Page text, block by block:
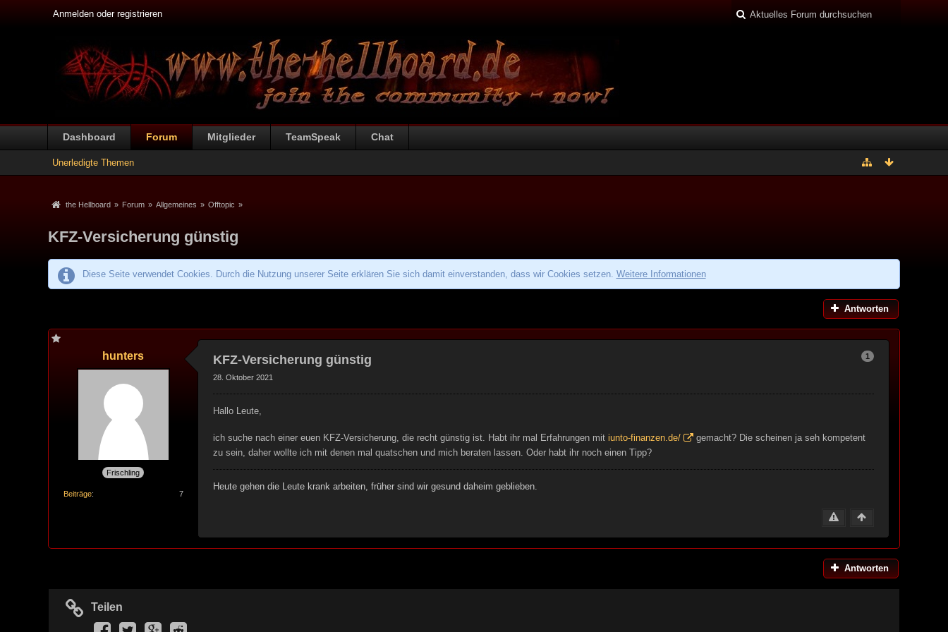
Anmelden oder registrieren
Dashboard Forum Mitglieder TeamSpeak Chat
Unerledigte Themen
the Hellboard » Forum » Allgemeines » Offtopic »
KFZ-Versicherung günstig
Diese Seite verwendet Cookies. Durch die Nutzung unserer Seite erklären Sie sich damit einverstanden, dass wir Cookies setzen. Weitere Informationen
Antworten
hunters
Frischling
Beiträge 7
1
KFZ-Versicherung günstig
28. Oktober 2021
Hallo Leute,
ich suche nach einer euen KFZ-Versicherung, die recht günstig ist. Habt ihr mal Erfahrungen mit iunto-finanzen.de/
gemacht? Die scheinen ja seh kompetent
zu sein, daher wollte ich mit denen mal quatschen und mich beraten lassen. Oder habt ihr noch einen Tipp?
Heute gehen die Leute krank arbeiten, früher sind wir gesund daheim geblieben.
Antworten
Teilen